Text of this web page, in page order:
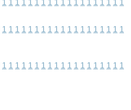
1 1 1 1 1 1 1 1 1 1 1 1 1 1 1 1 1 1 1
1 1 1 1 1 1 1 1 1 1 1 1 1 1 1 1 1 1 1
1 1 1 1 1 1 1 1 1 1 1 1 1 1 1 1 1 1 1